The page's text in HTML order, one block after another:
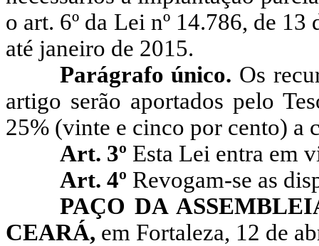
o art. 6º da Lei nº 14.786, de
até janeiro de 2015.
Parágrafo único. Os
artigo serão aportados pelo
25% (vinte e cinco por cento) a
Art. 3º Esta Lei entra em
Art. 4º Revogam-se as
PAÇO DA
CEARÁ, em Fortaleza, 12 de